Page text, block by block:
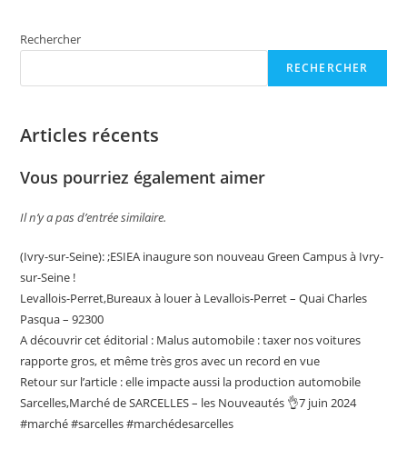
Rechercher
RECHERCHER
Articles récents
Vous pourriez également aimer
Il n’y a pas d’entrée similaire.
(Ivry-sur-Seine): ;ESIEA inaugure son nouveau Green Campus à Ivry-
sur-Seine !
Levallois-Perret,Bureaux à louer à Levallois-Perret – Quai Charles
Pasqua – 92300
A découvrir cet éditorial : Malus automobile : taxer nos voitures
rapporte gros, et même très gros avec un record en vue
Retour sur l’article : elle impacte aussi la production automobile
Sarcelles,Marché de SARCELLES – les Nouveautés 👌7 juin 2024
#marché #sarcelles #marchédesarcelles